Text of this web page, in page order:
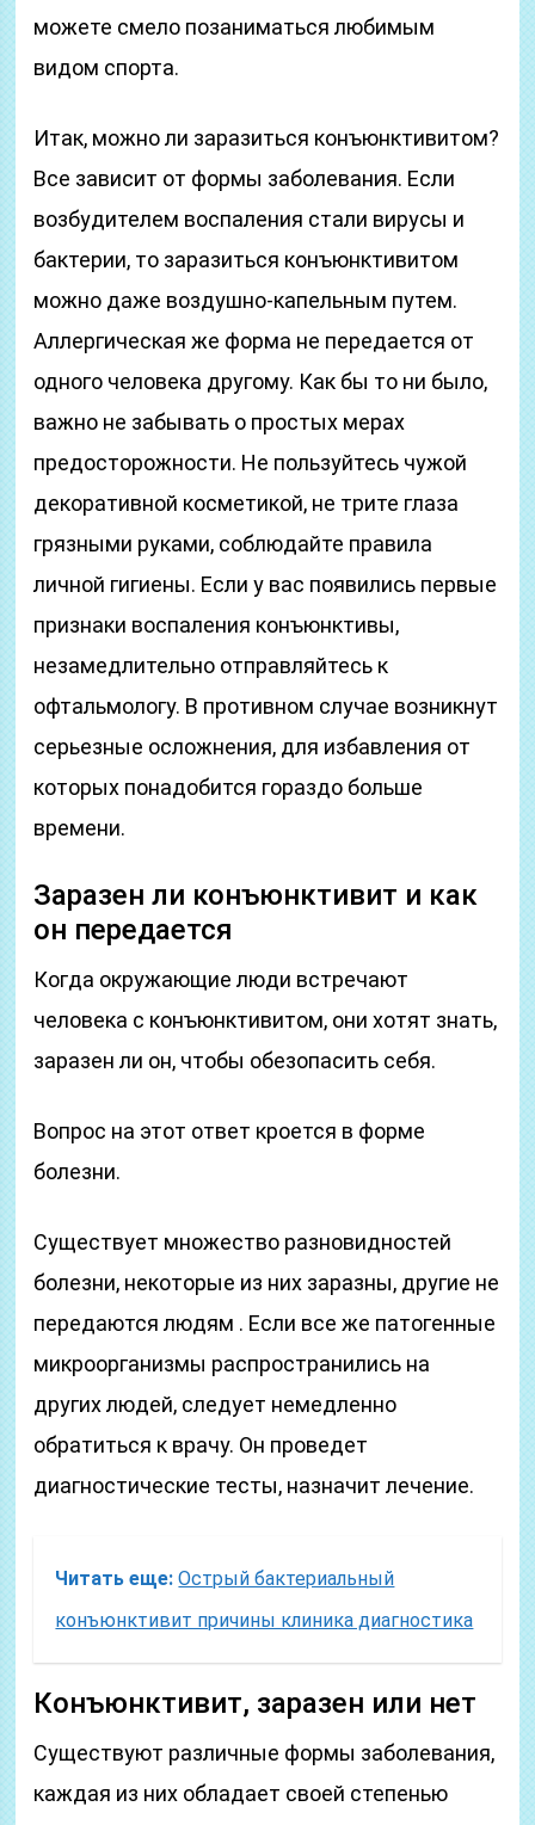
можете смело позаниматься любимым
видом спорта.
Итак, можно ли заразиться конъюнктивитом?
Все зависит от формы заболевания. Если
возбудителем воспаления стали вирусы и
бактерии, то заразиться конъюнктивитом
можно даже воздушно-капельным путем.
Аллергическая же форма не передается от
одного человека другому. Как бы то ни было,
важно не забывать о простых мерах
предосторожности. Не пользуйтесь чужой
декоративной косметикой, не трите глаза
грязными руками, соблюдайте правила
личной гигиены. Если у вас появились первые
признаки воспаления конъюнктивы,
незамедлительно отправляйтесь к
офтальмологу. В противном случае возникнут
серьезные осложнения, для избавления от
которых понадобится гораздо больше
времени.
Заразен ли конъюнктивит и как
он передается
Когда окружающие люди встречают
человека с конъюнктивитом, они хотят знать,
заразен ли он, чтобы обезопасить себя.
Вопрос на этот ответ кроется в форме
болезни.
Существует множество разновидностей
болезни, некоторые из них заразны, другие не
передаются людям . Если все же патогенные
микроорганизмы распространились на
других людей, следует немедленно
обратиться к врачу. Он проведет
диагностические тесты, назначит лечение.
Читать еще: Острый бактериальный
конъюнктивит причины клиника диагностика
Конъюнктивит, заразен или нет
Существуют различные формы заболевания,
каждая из них обладает своей степенью